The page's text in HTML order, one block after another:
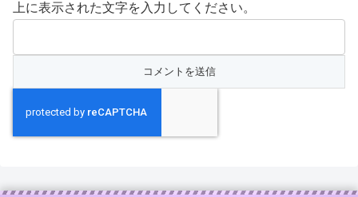
上に表示された文字を入力してください。